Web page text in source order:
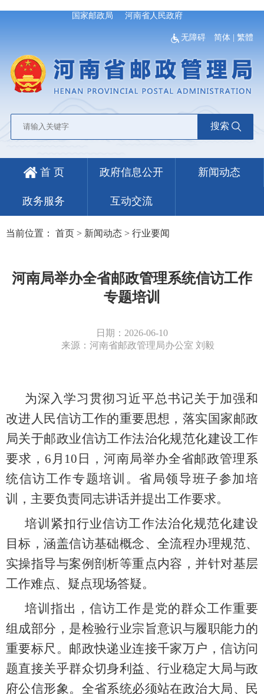
国家邮政局 河南省人民政府
无障碍 简体 |繁體
搜索
首 页 政府信息公开 新闻动态
政务服务 互动交流
当前位置： 首页 > 新闻动态 > 行业要闻
河南局举办全省邮政管理系统信访工作
专题培训
日期：2026-06-10
来源：河南省邮政管理局办公室 刘毅
为深入学习贯彻习近平总书记关于加强和
改进人民信访工作的重要思想，落实国家邮政
局关于邮政业信访工作法治化规范化建设工作
要求， 6月10日，河南局举办全省邮政管理系
统信访工作专题培训。省局领导班子参加培
训，主要负责同志讲话并提出工作要求。
培训紧扣行业信访工作法治化规范化建设
目标，涵盖信访基础概念、全流程办理规范、
实操指导与案例剖析等重点内容 ， 并针对基层
工作难点、疑点现场答疑。
培训指出，信访工作是党的群众工作重要
组成部分，是检验行业宗旨意识与履职能力的
重要标尺。邮政快递业连接千家万户，信访问
题直接关乎群众切身利益、行业稳定大局与政
府公信形象。全省系统必须站在政治大局、民